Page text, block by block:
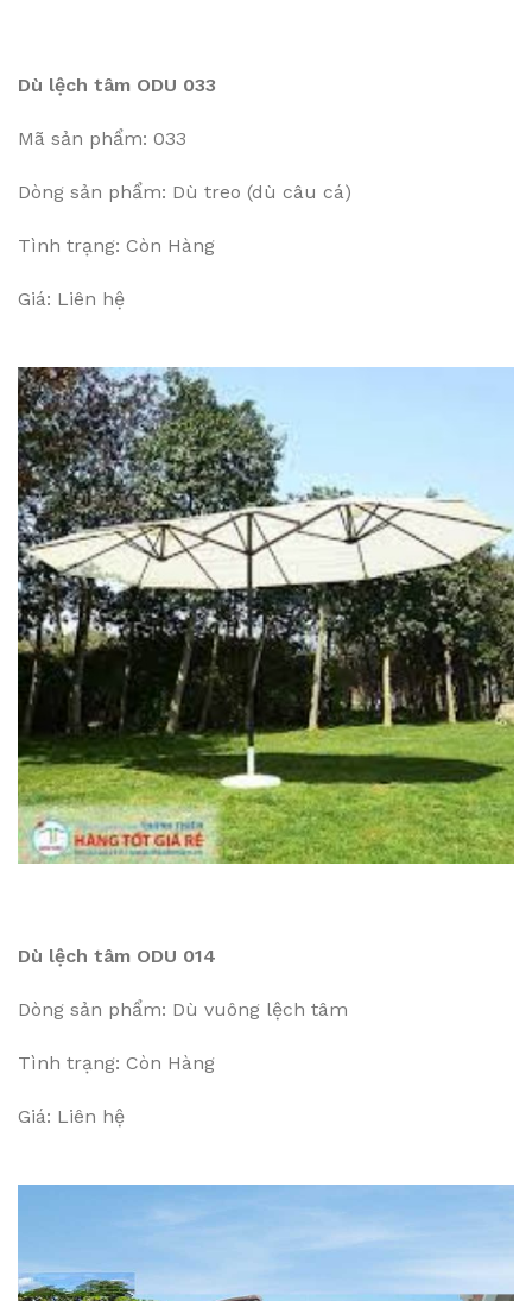
Dù lệch tâm ODU 033
Mã sản phẩm: 033
Dòng sản phẩm: Dù treo (dù câu cá)
Tình trạng: Còn Hàng
Giá: Liên hệ
Dù lệch tâm ODU 014
Dòng sản phẩm: Dù vuông lệch tâm
Tình trạng: Còn Hàng
Giá: Liên hệ